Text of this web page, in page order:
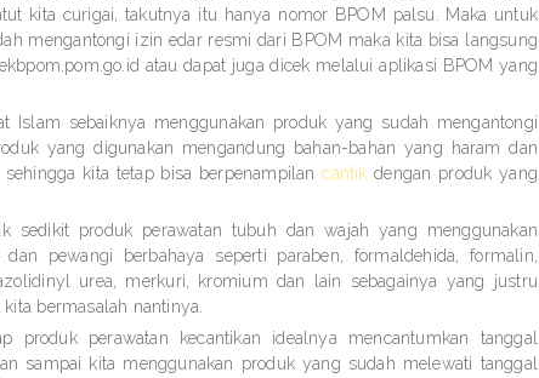
kita curigai, takutnya itu hanya nomor BPOM palsu. Maka untuk
mengantongi izin edar resmi dari BPOM maka kita bisa langsung
atau dapat juga dicek melalui aplikasi BPOM yang
Islam sebaiknya menggunakan produk yang sudah mengantongi
yang digunakan mengandung bahan-bahan yang haram dan
kita tetap bisa berpenampilancantik dengan produk yang
sedikit produk perawatan tubuh dan wajah yang menggunakan
pewangi berbahaya seperti paraben, formaldehida, formalin,
urea, merkuri, kromium dan lain sebagainya yang justru
bermasalah nantinya.
produk perawatan kecantikan idealnya mencantumkan tanggal
sampai kita menggunakan produk yang sudah melewati tanggal